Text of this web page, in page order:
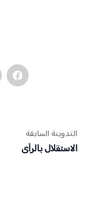
التدوينة السابقة
الاستقلال بالرأى